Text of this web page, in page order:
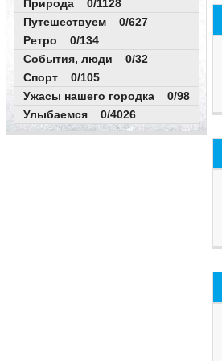
Природа 0/1128
Путешествуем 0/627
Ретро 0/134
События, люди 0/32
Спорт 0/105
Ужасы нашего городка 0/98
Улыбаемся 0/4026